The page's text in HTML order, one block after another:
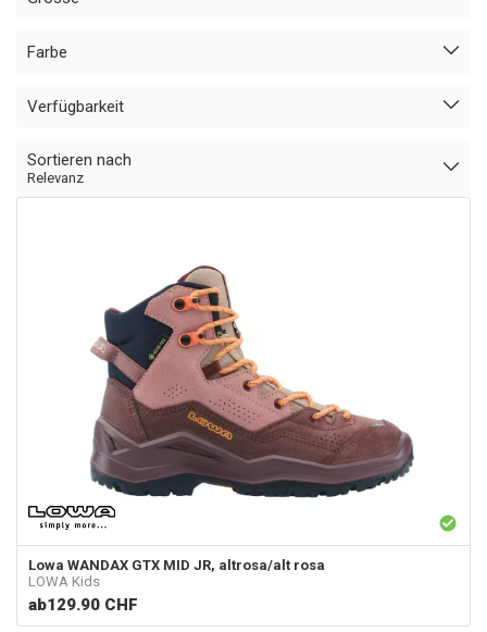
Farbe
Verfügbarkeit
Sortieren nach
Relevanz
Lowa WANDAX GTX MID JR, altrosa/alt rosa
LOWA Kids
ab129.90 CHF